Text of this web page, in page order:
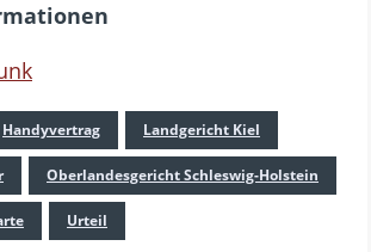
Handyvertrag Landgericht Kiel
Oberlandesgericht Schleswig-Holstein
Urteil